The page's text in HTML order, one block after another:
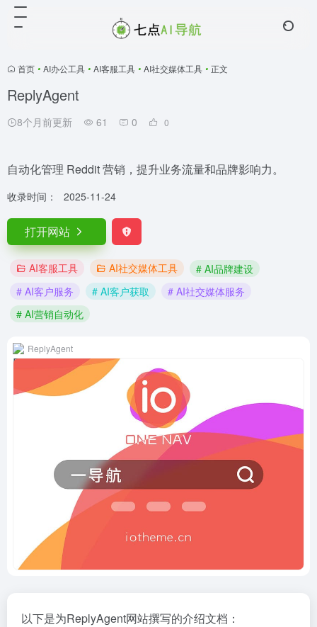
首页 • AI办公工具 • AI客服工具 • AI社交媒体工具 • 正文
ReplyAgent
8个月前更新 61 0 0
自动化管理 Reddit 营销，提升业务流量和品牌影响力。
收录时间： 2025-11-24
打开网站
AI客服工具 AI社交媒体工具
# AI品牌建设
# AI客户服务
# AI客户获取
# AI社交媒体服务
# AI营销自动化
ReplyAgent
以下是为ReplyAgent网站撰写的介绍文档：